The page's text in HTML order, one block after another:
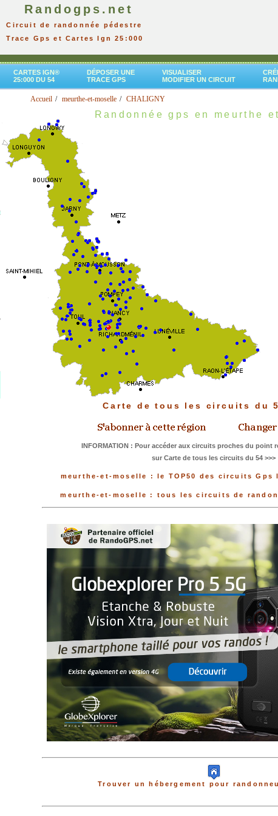
Randogps.net
Circuit de randonnée pédestre
Trace Gps et Cartes Ign 25:000
CARTES IGN®
25:000 DU 54
DÉPOSER UNE
TRACE GPS
VISUALISER
MODIFIER UN CIRCUIT
Accueil meurthe-et-moselle CHALIGNY
Randonnée gps en meurthe
Carte de tous les circuits du
INFORMATION : Pour accéder aux circuits proches du point
sur Carte de tous les circuits du 54 >>>
meurthe-et-moselle : le TOP50 des circuits Gps
meurthe-et-moselle : tous les circuits de
Trouver un hébergement pour